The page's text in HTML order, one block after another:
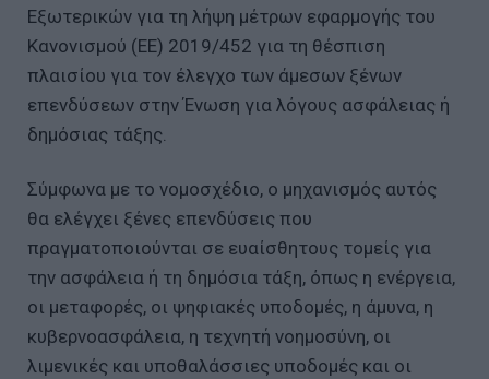
Εξωτερικών για τη λήψη μέτρων εφαρμογής του
Κανονισμού (ΕΕ) 2019/452 για τη θέσπιση
πλαισίου για τον έλεγχο των άμεσων ξένων
επενδύσεων στην Ένωση για λόγους ασφάλειας ή
δημόσιας τάξης.
Σύμφωνα με το νομοσχέδιο, ο μηχανισμός αυτός
θα ελέγχει ξένες επενδύσεις που
πραγματοποιούνται σε ευαίσθητους τομείς για
την ασφάλεια ή τη δημόσια τάξη, όπως η ενέργεια,
οι μεταφορές, οι ψηφιακές υποδομές, η άμυνα, η
κυβερνοασφάλεια, η τεχνητή νοημοσύνη, οι
λιμενικές και υποθαλάσσιες υποδομές και οι